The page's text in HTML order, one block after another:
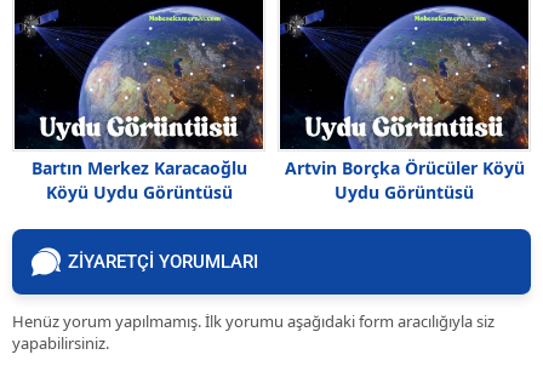
Bartın Merkez Karacaoğlu
Köyü Uydu Görüntüsü
Artvin Borçka Örücüler Köyü
Uydu Görüntüsü
ZİYARETÇİ YORUMLARI
Henüz yorum yapılmamış. İlk yorumu aşağıdaki form aracılığıyla siz
yapabilirsiniz.